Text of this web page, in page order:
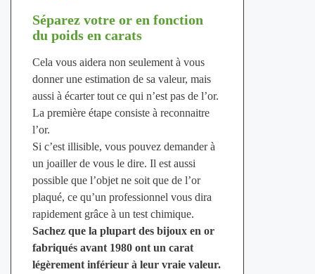
Séparez votre or en fonction
du poids en carats
Cela vous aidera non seulement à vous
donner une estimation de sa valeur, mais
aussi à écarter tout ce qui n’est pas de l’or.
La première étape consiste à reconnaitre
l’or.
Si c’est illisible, vous pouvez demander à
un joailler de vous le dire. Il est aussi
possible que l’objet ne soit que de l’or
plaqué, ce qu’un professionnel vous dira
rapidement grâce à un test chimique.
Sachez que la plupart des bijoux en or
fabriqués avant 1980 ont un carat
légèrement inférieur à leur vraie valeur.